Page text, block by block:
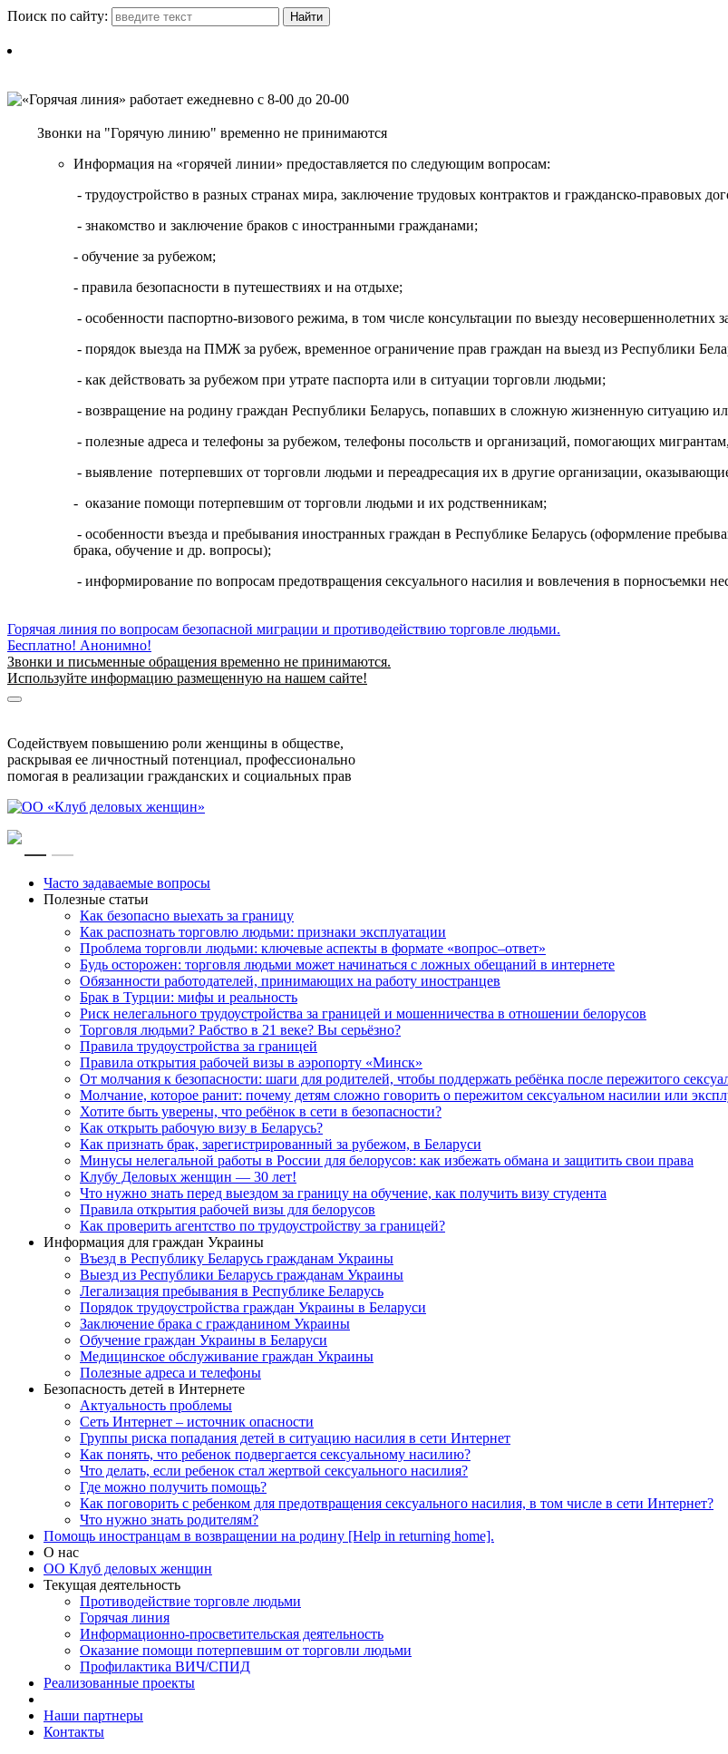
Поиск по сайту:
Звонки на "Горячую линию" временно не принимаются
Информация на «горячей линии» предоставляется по следующим вопросам:
- трудоустройство в разных странах мира, заключение трудовых контрактов и гражданско-правовых
- знакомство и заключение браков с иностранными гражданами;
- обучение за рубежом;
- правила безопасности в путешествиях и на отдыхе;
- особенности паспортно-визового режима, в том числе консультации по выезду несовершеннолетних
- порядок выезда на ПМЖ за рубеж, временное ограничение прав граждан на выезд из Республики
- как действовать за рубежом при утрате паспорта или в ситуации торговли людьми;
- возвращение на родину граждан Республики Беларусь, попавших в сложную жизненную ситуацию
- полезные адреса и телефоны за рубежом, телефоны посольств и организаций, помогающих
- выявление потерпевших от торговли людьми и переадресация их в другие организации,
- оказание помощи потерпевшим от торговли людьми и их родственникам;
- особенности въезда и пребывания иностранных граждан в Республике Беларусь (оформление
брака, обучение и др. вопросы);
- информирование по вопросам предотвращения сексуального насилия и вовлечения в порносъемки
Горячая линия по вопросам безопасной миграции и противодействию торговле людьми.
Бесплатно! Анонимно!
Звонки и письменные обращения временно не принимаются.
Используйте информацию размещенную на нашем сайте!
Содействуем повышению роли женщины в обществе,
раскрывая ее личностный потенциал, профессионально
помогая в реализации гражданских и социальных прав
RUEN
Часто задаваемые вопросы
Полезные статьи
Как безопасно выехать за границу
Как распознать торговлю людьми: признаки эксплуатации
Проблема торговли людьми: ключевые аспекты в формате «вопрос–ответ»
Будь осторожен: торговля людьми может начинаться с ложных обещаний в интернете
Обязанности работодателей, принимающих на работу иностранцев
Брак в Турции: мифы и реальность
Риск нелегального трудоустройства за границей и мошенничества в отношении белорусов
Торговля людьми? Рабство в 21 веке? Вы серьёзно?
Правила трудоустройства за границей
Правила открытия рабочей визы в аэропорту «Минск»
От молчания к безопасности: шаги для родителей, чтобы поддержать ребёнка после пережитого
Молчание, которое ранит: почему детям сложно говорить о пережитом сексуальном насилии или
Хотите быть уверены, что ребёнок в сети в безопасности?
Как открыть рабочую визу в Беларусь?
Как признать брак, зарегистрированный за рубежом, в Беларуси
Минусы нелегальной работы в России для белорусов: как избежать обмана и защитить свои права
Клубу Деловых женщин — 30 лет!
Что нужно знать перед выездом за границу на обучение, как получить визу студента
Правила открытия рабочей визы для белорусов
Как проверить агентство по трудоустройству за границей?
Информация для граждан Украины
Въезд в Республику Беларусь гражданам Украины
Выезд из Республики Беларусь гражданам Украины
Легализация пребывания в Республике Беларусь
Порядок трудоустройства граждан Украины в Беларуси
Заключение брака с гражданином Украины
Обучение граждан Украины в Беларуси
Медицинское обслуживание граждан Украины
Полезные адреса и телефоны
Безопасность детей в Интернете
Актуальность проблемы
Сеть Интернет – источник опасности
Группы риска попадания детей в ситуацию насилия в сети Интернет
Как понять, что ребенок подвергается сексуальному насилию?
Что делать, если ребенок стал жертвой сексуального насилия?
Где можно получить помощь?
Как поговорить с ребенком для предотвращения сексуального насилия, в том числе в сети Интернет?
Что нужно знать родителям?
Помощь иностранцам в возвращении на родину [Help in returning home].
О нас
ОО Клуб деловых женщин
Текущая деятельность
Противодействие торговле людьми
Горячая линия
Информационно-просветительская деятельность
Оказание помощи потерпевшим от торговли людьми
Профилактика ВИЧ/СПИД
Реализованные проекты
Наши партнеры
Контакты